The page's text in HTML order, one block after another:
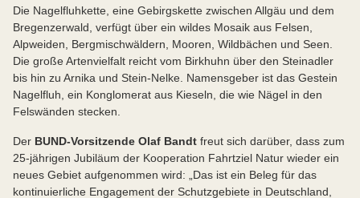
Die Nagelfluhkette, eine Gebirgskette zwischen Allgäu und dem
Bregenzerwald, verfügt über ein wildes Mosaik aus Felsen,
Alpweiden, Bergmischwäldern, Mooren, Wildbächen und Seen.
Die große Artenvielfalt reicht vom Birkhuhn über den Steinadler
bis hin zu Arnika und Stein-Nelke. Namensgeber ist das Gestein
Nagelfluh, ein Konglomerat aus Kieseln, die wie Nägel in den
Felswänden stecken.
Der BUND-Vorsitzende Olaf Bandt freut sich darüber, dass zum
25-jährigen Jubiläum der Kooperation Fahrtziel Natur wieder ein
neues Gebiet aufgenommen wird: „Das ist ein Beleg für das
kontinuierliche Engagement der Schutzgebiete in Deutschland,